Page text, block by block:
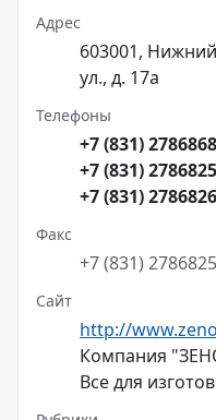
Адрес
603001,
ул., д. 17а
Телефоны
+7 (831) 2786868
+7 (831) 2786825
+7 (831) 2786826
Факс
+7 (831) 2786825
Сайт
http://
Компания
Все для